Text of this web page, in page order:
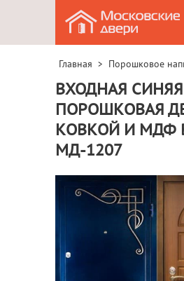
Главная > Порошковое
ВХОДНАЯ СИНЯЯ
ПОРОШКОВАЯ
КОВКОЙ И МДФ
МД-1207